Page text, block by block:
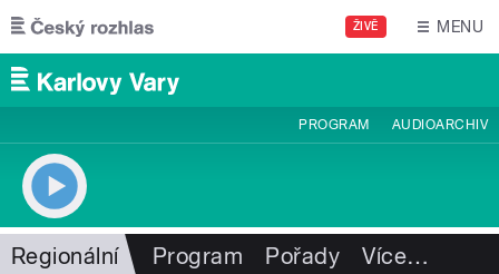
Přejít k hlavnímu obsahu
ŽIVĚ MENU
PROGRAM AUDIOARCHIV
Regionální Program Pořady Více…